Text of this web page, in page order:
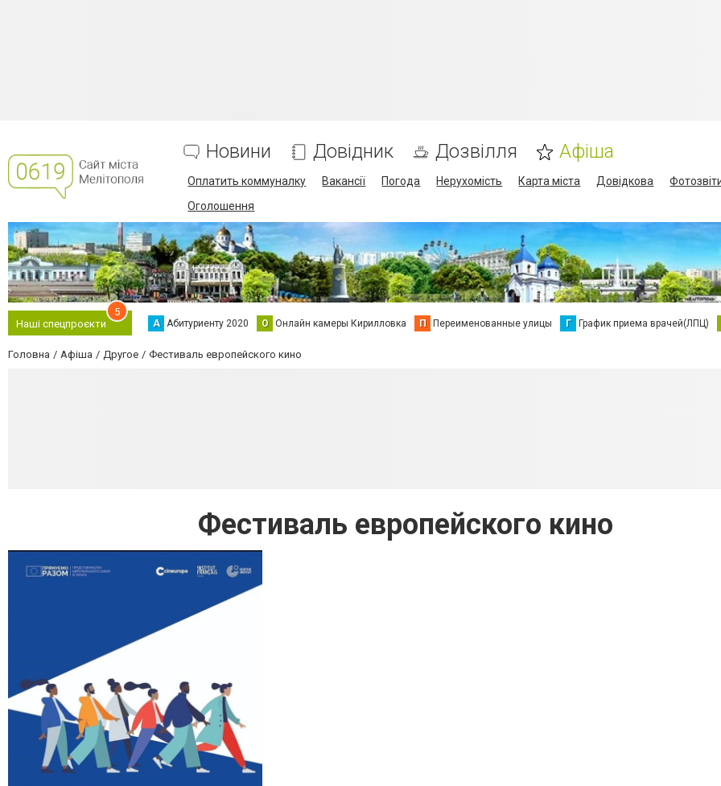
Новини Довідник Дозвілля Афіша
Оплатить коммуналку Вакансії Погода Нерухомість Карта міста Довідкова
Оголошення
Наші спецпроєкти
5
А Абитуриенту 2020 О Онлайн камеры Кирилловка П Переименованные улицы Г График приема врачей(ЛПЦ)
Головна Афіша Другое Фестиваль европейского кино
Фестиваль европейского кино